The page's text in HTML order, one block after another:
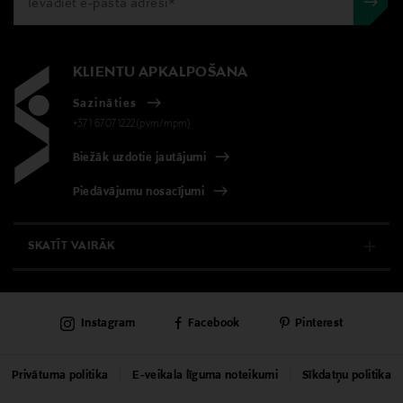
SPF
38 ml
Ražotājs
Estee Lauder Finland Oy
Ražotāja adrese
KLIENTU APKALPOŠANA
Sazināties
+371 67071222(pvm/mpm)
Biežāk uzdotie jautājumi
Piedāvājumu nosacījumi
SKATĪT VAIRĀK
KLIENTU APKALPOŠANA
UNIVERSĀLVEIKALS
Privātuma politika E-veikala līguma noteikumi Sīkdatņu politika
Instagram Facebook Pinterest